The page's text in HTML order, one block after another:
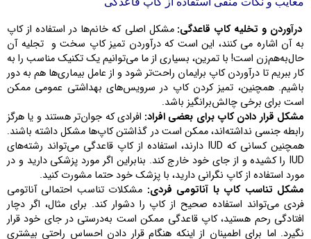
درآوردن و تخلیه کاپ قاعدگی: مشکل اصلی که خانم‌ها در استفاده از کاپ
به آن اشاره می کنند، این است که درآوردن تمیز کاپ سخت و تجلیه آن
حال‌به‌هم‌زن است! با تمرین، بسیاری از ما می‌توانیم یک تکنیک مناسب را به
کار ببریم تا درآوردن کاپ برایمان راحت‌تر شود و از عامل بیماری‌ها هم به دور
باشیم. همچنین، تمیز کردن کاپ در سرویس‌های بهداشتی عمومی ممکن
است برای برخی چالش‌برانگیز باشد.
مشکل قرار دادن کاپ برای بعضی افراد: افرادی که جوان‌تر هستند و یا هرگز
رابطه جنسی نداشته‌اند، ممکن است در گذاشتن کاپ‌ها مشکل داشته باشند.
همچنین کسانی که IUD دارند، استفاده از کاپ قاعدگی می‌تواند رشته‌های
IUD را کشیده و از جای خود خارج کند. بنابراین اگر مورد پزشکی دارید و در
مورد استفاده از کاپ نگرانی دارید، با پزشک خود حتما مشورت کنید.
مشکل تناسب کاپ با آناتومی فردی: مشکلات تناسب احتمالی آناتومی
فردی می‌تواند استفاده صحیح از کاپ را دشوار کند. برای مثال، اگر دچار
افتادگی رحم هستید، کاپ قاعدگی ممکن است به‌درستی در جای خود قرار
نگیرد. اما برای اطمینان از اینکه هنگام قرار دادن احساس راحتی بیشتری